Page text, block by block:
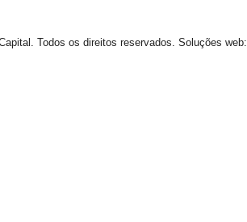
Todos os direitos reservados. Soluções web: